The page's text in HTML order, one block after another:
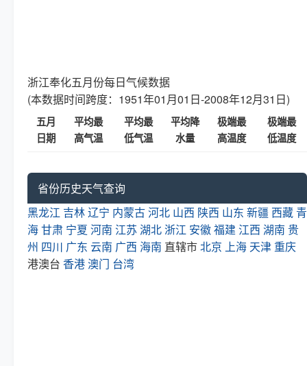
浙江奉化五月份每日气候数据
(本数据时间跨度：1951年01月01日-2008年12月31日)
五月
日期
平均最
高气温
平均最
低气温
平均降
水量
极端最
高温度
极端最
低温度
省份历史天气查询
黑龙江 吉林辽宁 内蒙古河北 山西 陕西 山东 新疆 西藏 青
海甘肃 宁夏 河南 江苏 湖北 浙江 安徽福建 江西 湖南 贵
州 四川 广东 云南 广西 海南 直辖市北京 上海 天津 重庆
港澳台 香港澳门 台湾